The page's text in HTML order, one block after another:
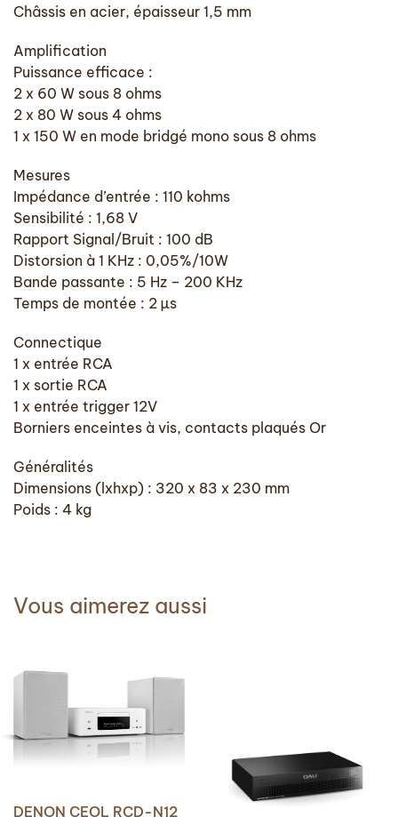
Châssis en acier, épaisseur 1,5 mm
Amplification
Puissance efficace :
2 x 60 W sous 8 ohms
2 x 80 W sous 4 ohms
1 x 150 W en mode bridgé mono sous 8 ohms
Mesures
Impédance d’entrée : 110 kohms
Sensibilité : 1,68 V
Rapport Signal/Bruit : 100 dB
Distorsion à 1 KHz : 0,05%/10W
Bande passante : 5 Hz – 200 KHz
Temps de montée : 2 µs
Connectique
1 x entrée RCA
1 x sortie RCA
1 x entrée trigger 12V
Borniers enceintes à vis, contacts plaqués Or
Généralités
Dimensions (lxhxp) : 320 x 83 x 230 mm
Poids : 4 kg
Vous aimerez aussi
DENON CEOL RCD-N12